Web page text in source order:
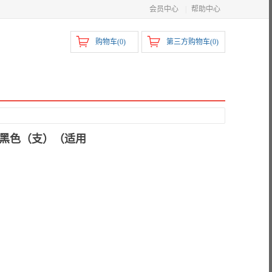
会员中心 帮助中心
第三方购物车(0)
购物车(0)
色（支）（适用